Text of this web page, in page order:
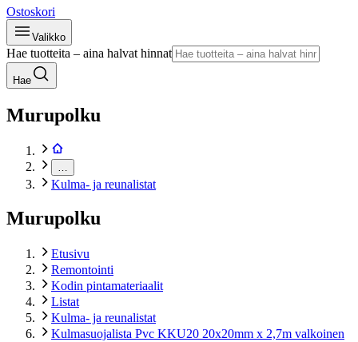
Ostoskori
Valikko
Hae tuotteita – aina halvat hinnat
Hae
Murupolku
Kulma- ja reunalistat
Murupolku
Etusivu
Remontointi
Kodin pintamateriaalit
Listat
Kulma- ja reunalistat
Kulmasuojalista Pvc KKU20 20x20mm x 2,7m valkoinen